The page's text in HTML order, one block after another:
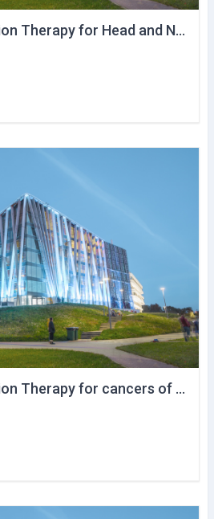
MediD044 : Radiation Therapy for Head and Neck cancers and non-malignant diseases
MediD045 : Radiation Therapy for cancers of the gastrointestinal tract